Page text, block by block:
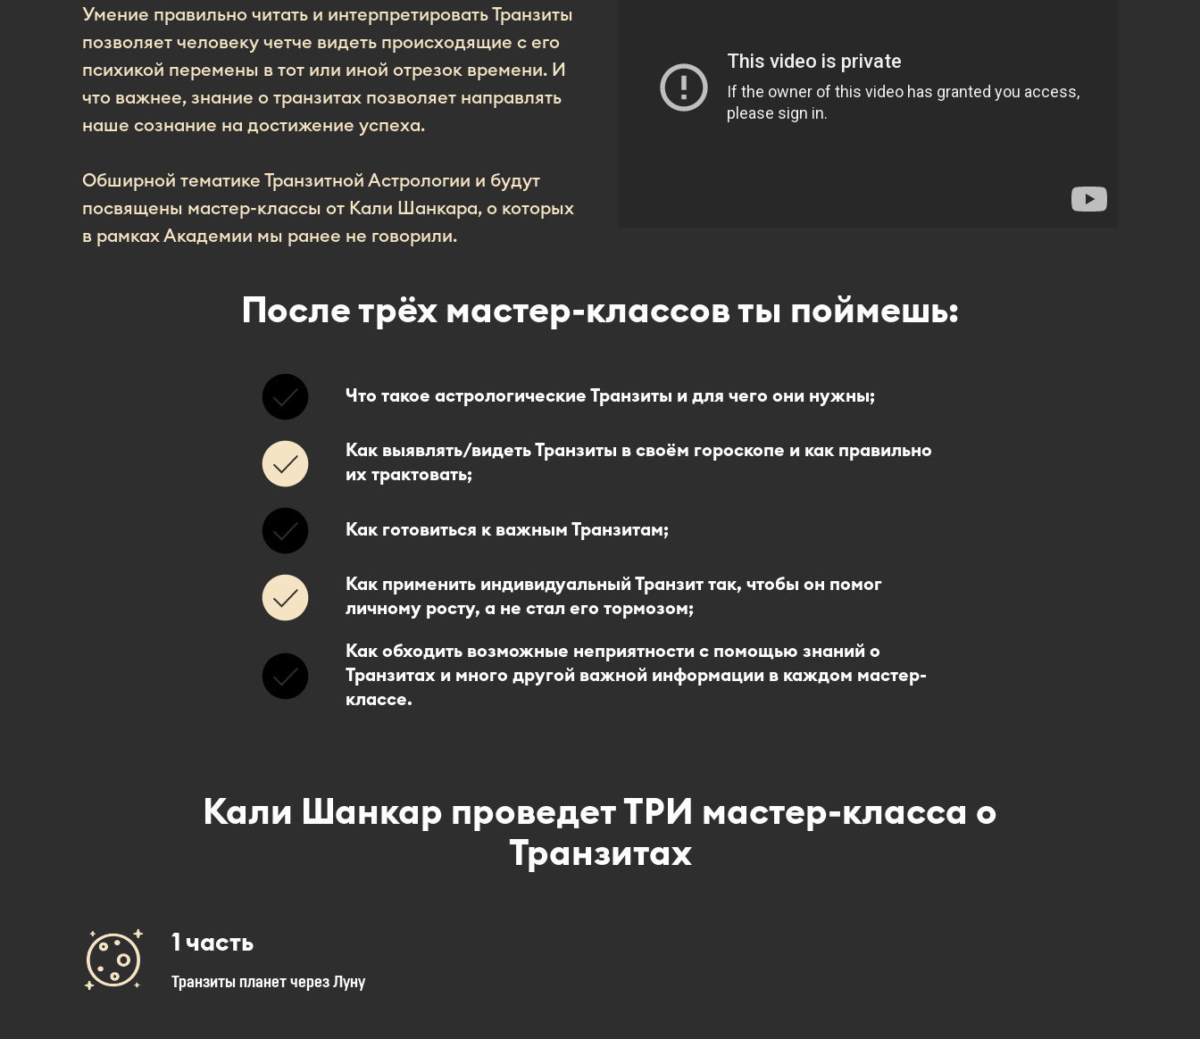
Умение правильно читать и интерпретировать Транзиты
позволяет человеку четче видеть происходящие с его
психикой перемены в тот или иной отрезок времени. И
что важнее, знание о транзитах позволяет направлять
наше сознание на достижение успеха.
Обширной тематике Транзитной Астрологии и будут
посвящены мастер-классы от Кали Шанкара, о которых
в рамках Академии мы ранее не говорили.
После трёх мастер-классов ты поймешь:
Что такое астрологические Транзиты и для чего они нужны;
Как выявлять/видеть Транзиты в своём гороскопе и как правильно
их трактовать;
Как готовиться к важным Транзитам;
Как применить индивидуальный Транзит так, чтобы он помог
личному росту, а не стал его тормозом;
Как обходить возможные неприятности с помощью знаний о
Транзитах и много другой важной информации в каждом мастер-
классе.
Кали Шанкар проведет ТРИ мастер-класса о
Транзитах
1 часть
Транзиты планет через Луну